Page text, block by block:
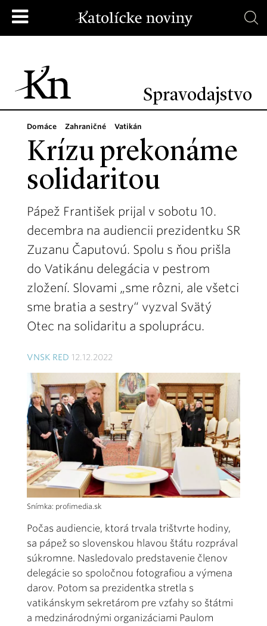
Spravodajstvo
Domáce Zahraničné Vatikán
Krízu prekonáme
solidaritou
Pápež František prijal v sobotu 10.
decembra na audiencii prezidentku SR
Zuzanu Čaputovú. Spolu s ňou prišla
do Vatikánu delegácia v pestrom
zložení. Slovami „sme rôzni, ale všetci
sme bratia a sestry“ vyzval Svätý
Otec na solidaritu a spoluprácu.
VNSK RED 12.12.2022
Snímka: profimedia.sk
Počas audiencie, ktorá trvala trištvrte hodiny,
sa pápež so slovenskou hlavou štátu rozprával
súkromne. Nasledovalo predstavenie členov
delegácie so spoločnou fotografiou a výmena
darov. Potom sa prezidentka stretla s
vatikánskym sekretárom pre vzťahy so štátmi
a medzinárodnými organizáciami Paulom